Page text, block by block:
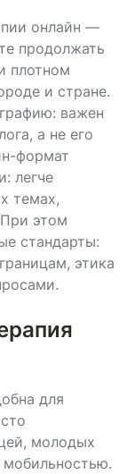
онлайн —
продолжать
плотном
и стране.
важен
а не его
формат
легче
темах,
этом
стандарты:
этика
для
молодых